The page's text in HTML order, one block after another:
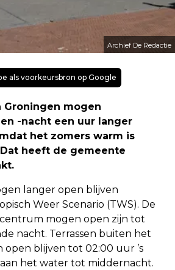
Archief De Redactie
als voorkeursbron op Google
Groningen mogen
-nacht een uur langer
het zomers warm is
heeft de gemeente
langer open blijven
Weer Scenario (TWS). De
mogen open zijn tot
nacht. Terrassen buiten het
blijven tot 02:00 uur ’s
het water tot middernacht.